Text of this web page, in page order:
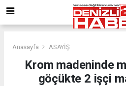
Anasayfa ASAYİŞ
Krom madeninde
göçükte 2 işçi